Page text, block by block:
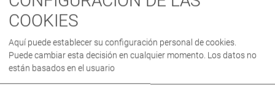
COOKIES
Aquí puede establecer su configuración personal de cookies.
Puede cambiar esta decisión en cualquier momento. Los datos no
están basados en el usuario